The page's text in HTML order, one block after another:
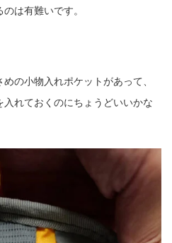
は有難いです。
の小物入れポケットがあって、
れておくのにちょうどいいかな